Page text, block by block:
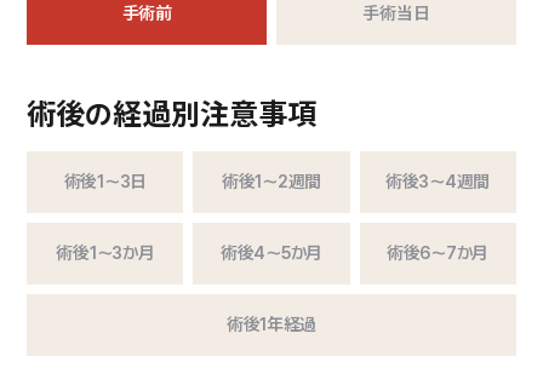
手術前 手術当日
術後の経過別注意事項
術後1～3日 術後1～2週間 術後3～4週間
術後1～3か月 術後4～5か月 術後6～7か月
術後1年経過